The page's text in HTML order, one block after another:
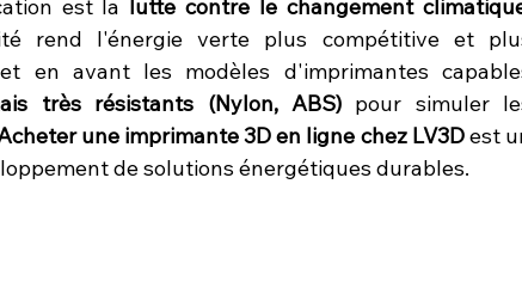
est la lutte contre le changement
rend l'énergie verte plus compétitive et
en avant les modèles d'imprimantes
très résistants (Nylon, ABS) pour simuler
une imprimante 3D en ligne chez LV3D est
de solutions énergétiques durables.